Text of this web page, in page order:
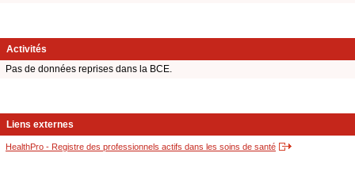
Activités
Pas de données reprises dans la BCE.
Liens externes
HealthPro - Registre des professionnels actifs dans les soins de santé